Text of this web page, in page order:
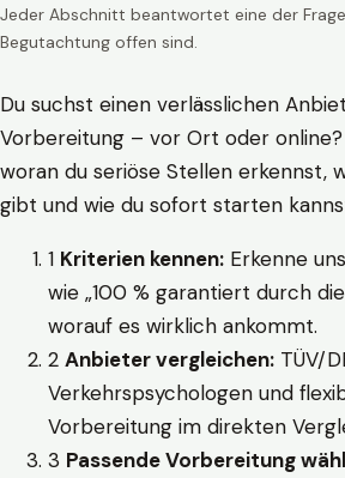
Jeder Abschnitt beantwortet eine der
Begutachtung offen sind.
Du suchst einen verlässlichen
Vorbereitung – vor Ort oder
woran du seriöse Stellen erkennst,
gibt und wie du sofort starten
1 Kriterien kennen: Erkenne
wie „100 % garantiert durch
worauf es wirklich ankommt.
2 Anbieter vergleichen: TÜV/
Verkehrspsychologen und
Vorbereitung im direkten
3 Passende Vorbereitung